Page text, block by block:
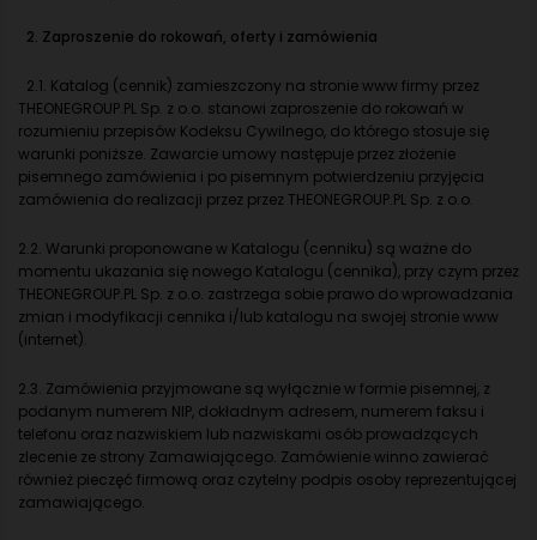
2. Zaproszenie do rokowań, oferty i zamówienia
2.1. Katalog (cennik) zamieszczony na stronie www firmy przez
THEONEGROUP.PL Sp. z o.o. stanowi zaproszenie do rokowań w
rozumieniu przepisów Kodeksu Cywilnego, do którego stosuje się
warunki poniższe. Zawarcie umowy następuje przez złożenie
pisemnego zamówienia i po pisemnym potwierdzeniu przyjęcia
zamówienia do realizacji przez przez THEONEGROUP.PL Sp. z o.o.
2.2. Warunki proponowane w Katalogu (cenniku) są ważne do
momentu ukazania się nowego Katalogu (cennika), przy czym przez
THEONEGROUP.PL Sp. z o.o. zastrzega sobie prawo do wprowadzania
zmian i modyfikacji cennika i/lub katalogu na swojej stronie www
(internet).
2.3. Zamówienia przyjmowane są wyłącznie w formie pisemnej, z
podanym numerem NIP, dokładnym adresem, numerem faksu i
telefonu oraz nazwiskiem lub nazwiskami osób prowadzących
zlecenie ze strony Zamawiającego. Zamówienie winno zawierać
również pieczęć firmową oraz czytelny podpis osoby reprezentującej
zamawiającego.